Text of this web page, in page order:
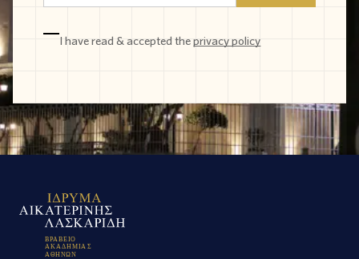
I have read & accepted theprivacy policy
ΒΡΑΒΕΙΟ
ΑΚΑΔΗΜΙΑ Σ
Α ΘΗΝΩΝ